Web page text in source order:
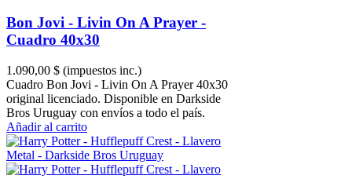
Bon Jovi - Livin On A Prayer -
Cuadro 40x30
1.090,00 $ (impuestos inc.)
Cuadro Bon Jovi - Livin On A Prayer 40x30
original licenciado. Disponible en Darkside
Bros Uruguay con envíos a todo el país.
Añadir al carrito